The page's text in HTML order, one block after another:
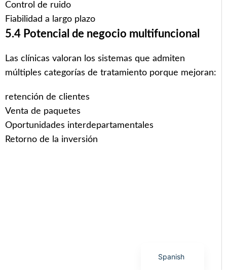
Control de ruido
Fiabilidad a largo plazo
5.4 Potencial de negocio multifuncional
Las clínicas valoran los sistemas que admiten
múltiples categorías de tratamiento porque mejoran:
retención de clientes
Venta de paquetes
Oportunidades interdepartamentales
Retorno de la inversión
Spanish